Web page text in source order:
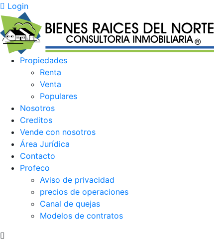
Login
Propiedades
Renta
Venta
Populares
Nosotros
Creditos
Vende con nosotros
Área Jurídica
Contacto
Profeco
Aviso de privacidad
precios de operaciones
Canal de quejas
Modelos de contratos